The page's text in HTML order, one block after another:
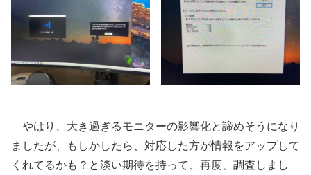
やはり、大き過ぎるモニターの影響化と諦めそうになり
ましたが、もしかしたら、対応した方が情報をアップして
くれてるかも？と淡い期待を持って、再度、調査しまし